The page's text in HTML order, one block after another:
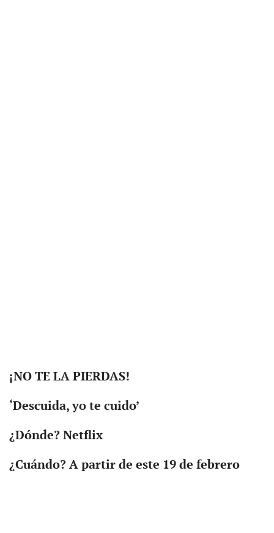
¡NO TE LA PIERDAS!
‘Descuida, yo te cuido’
¿Dónde? Netflix
¿Cuándo? A partir de este 19 de febrero